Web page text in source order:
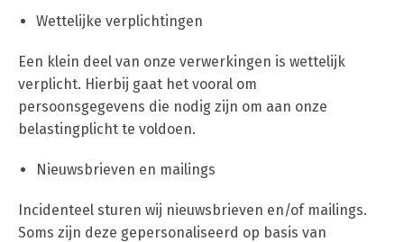
Wettelijke verplichtingen
Een klein deel van onze verwerkingen is wettelijk
verplicht. Hierbij gaat het vooral om
persoonsgegevens die nodig zijn om aan onze
belastingplicht te voldoen.
Nieuwsbrieven en mailings
Incidenteel sturen wij nieuwsbrieven en/of mailings.
Soms zijn deze gepersonaliseerd op basis van